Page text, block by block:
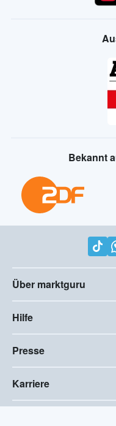
Bekannt
Über marktguru
Hilfe
Presse
Karriere